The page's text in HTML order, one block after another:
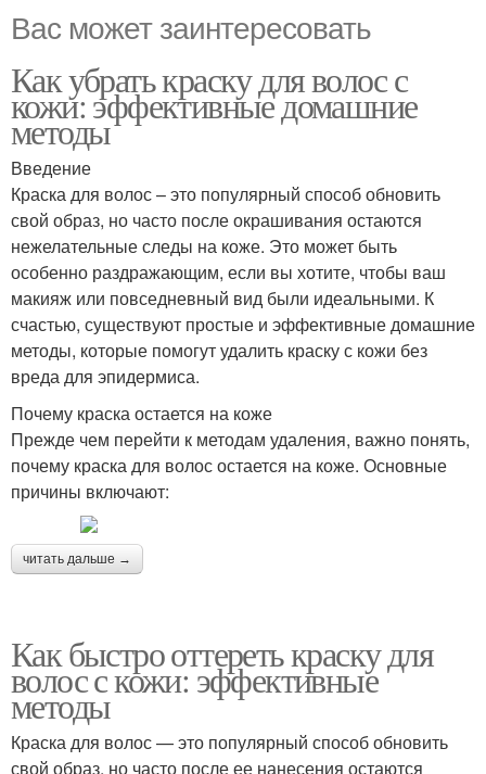
Вас может заинтересовать
Как убрать краску для волос с
кожи: эффективные домашние
методы
Введение
Краска для волос – это популярный способ обновить
свой образ, но часто после окрашивания остаются
нежелательные следы на коже. Это может быть
особенно раздражающим, если вы хотите, чтобы ваш
макияж или повседневный вид были идеальными. К
счастью, существуют простые и эффективные домашние
методы, которые помогут удалить краску с кожи без
вреда для эпидермиса.
Почему краска остается на коже
Прежде чем перейти к методам удаления, важно понять,
почему краска для волос остается на коже. Основные
причины включают:
читать дальше →
Как быстро оттереть краску для
волос с кожи: эффективные
методы
Краска для волос — это популярный способ обновить
свой образ, но часто после ее нанесения остаются